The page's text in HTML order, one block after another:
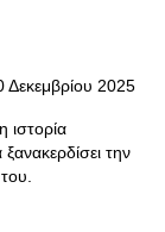
Δεκεμβρίου 2025
ιστορία
την